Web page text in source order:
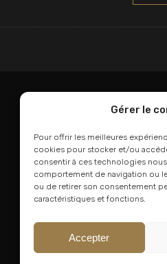
Gérer le
Pour offrir les meilleures
cookies pour stocker et/ou
consentir à ces technologies
comportement de navigation ou
ou de retirer son consentement
caractéristiques et fonctions.
Accepter